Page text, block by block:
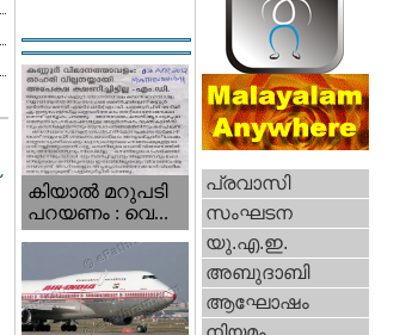
കിയാല്‍ മറുപടി
പറയണം : വെ...
പ്രവാസി
സംഘടന
യു.എ.ഇ.
അബുദാബി
ആഘോഷം